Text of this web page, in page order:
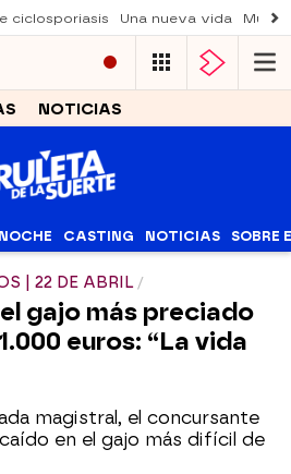
ciclosporiasis Una nueva vida
NOTICIAS
NOCHE CASTING NOTICIAS SOBRE
| 22 DE ABRIL
gajo más preciado
euros: “La vida
magistral, el concursante
en el gajo más difícil de